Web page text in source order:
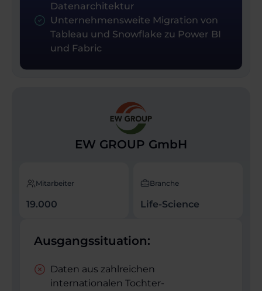
Datenarchitektur
Unternehmensweite Migration von
Tableau und Snowflake zu Power BI
und Fabric
EW GROUP GmbH
Mitarbeiter
19.000
Branche
Life-Science
Ausgangssituation:
Daten aus zahlreichen
internationalen Tochter­